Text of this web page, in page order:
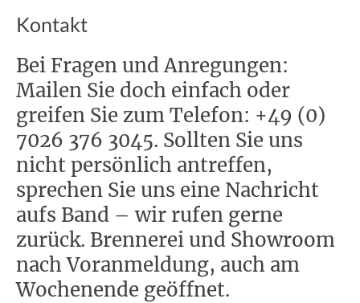
Kontakt
Bei Fragen und Anregungen:
Mailen Sie doch einfach oder
greifen Sie zum Telefon: +49 (0)
7026 376 3045. Sollten Sie uns
nicht persönlich antreffen,
sprechen Sie uns eine Nachricht
aufs Band – wir rufen gerne
zurück. Brennerei und Showroom
nach Voranmeldung, auch am
Wochenende geöffnet.